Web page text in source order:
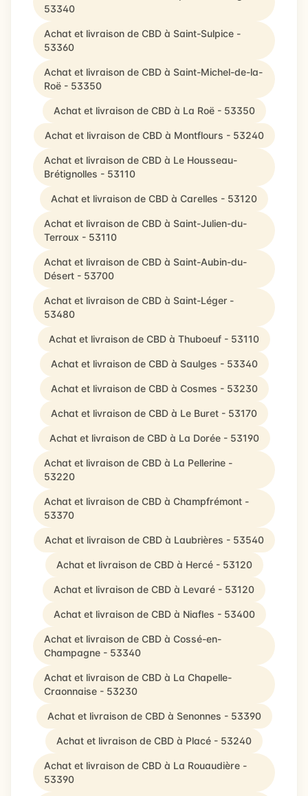
53340
Achat et livraison de CBD à Saint-Sulpice -
53360
Achat et livraison de CBD à Saint-Michel-de-la-
Roë - 53350
Achat et livraison de CBD à La Roë - 53350
Achat et livraison de CBD à Montflours - 53240
Achat et livraison de CBD à Le Housseau-
Brétignolles - 53110
Achat et livraison de CBD à Carelles - 53120
Achat et livraison de CBD à Saint-Julien-du-
Terroux - 53110
Achat et livraison de CBD à Saint-Aubin-du-
Désert - 53700
Achat et livraison de CBD à Saint-Léger -
53480
Achat et livraison de CBD à Thuboeuf - 53110
Achat et livraison de CBD à Saulges - 53340
Achat et livraison de CBD à Cosmes - 53230
Achat et livraison de CBD à Le Buret - 53170
Achat et livraison de CBD à La Dorée - 53190
Achat et livraison de CBD à La Pellerine -
53220
Achat et livraison de CBD à Champfrémont -
53370
Achat et livraison de CBD à Laubrières - 53540
Achat et livraison de CBD à Hercé - 53120
Achat et livraison de CBD à Levaré - 53120
Achat et livraison de CBD à Niafles - 53400
Achat et livraison de CBD à Cossé-en-
Champagne - 53340
Achat et livraison de CBD à La Chapelle-
Craonnaise - 53230
Achat et livraison de CBD à Senonnes - 53390
Achat et livraison de CBD à Placé - 53240
Achat et livraison de CBD à La Rouaudière -
53390